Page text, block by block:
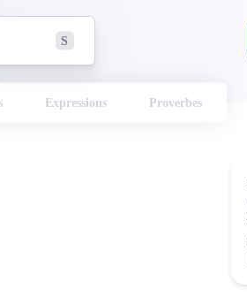
S
Expressions Proverbes